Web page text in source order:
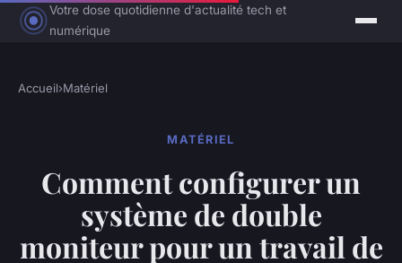
Votre dose quotidienne d'actualité tech et
numérique
Accueil›Matériel
MATÉRIEL
Comment configurer un
système de double
moniteur pour un travail de